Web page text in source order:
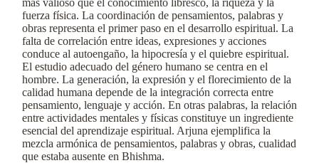
más valioso que el conocimiento libresco, la riqueza y la
fuerza física. La coordinación de pensamientos, palabras y
obras representa el primer paso en el desarrollo espiritual. La
falta de correlación entre ideas, expresiones y acciones
conduce al autoengaño, la hipocresía y el quiebre espiritual.
El estudio adecuado del género humano se centra en el
hombre. La generación, la expresión y el florecimiento de la
calidad humana depende de la integración correcta entre
pensamiento, lenguaje y acción. En otras palabras, la relación
entre actividades mentales y físicas constituye un ingrediente
esencial del aprendizaje espiritual. Arjuna ejemplifica la
mezcla armónica de pensamientos, palabras y obras, cualidad
que estaba ausente en Bhishma.